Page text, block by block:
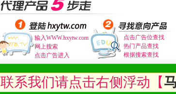
10、提供信息支持，使经销商商融入公司经营中，充分
11、提供方便、快捷、灵活、安全、高效和准确的后勤配
12、不断寻求国际前缘产品，完善母婴、儿童产品品类
和终端客户提供更好的支持和服务。
十二、加盟方法
1、通过电话、邮件、网上留言等方式与我公司相关负责
2、与我公司相关人员取得联系之后需详细阅读公司有关
输入WWW.hxytw.com
网上搜索
点击广告进入
点击广告位查找
热门产品查找
根据搜索查找
联系我们请点击右侧浮动【